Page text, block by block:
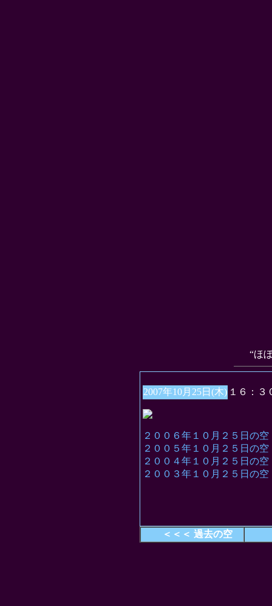
“ほ
2007年10月25日(木) １６：３
２００６年１０月２５日の空
２００５年１０月２５日の空
２００４年１０月２５日の空
２００３年１０月２５日の空
＜＜＜ 過去の空